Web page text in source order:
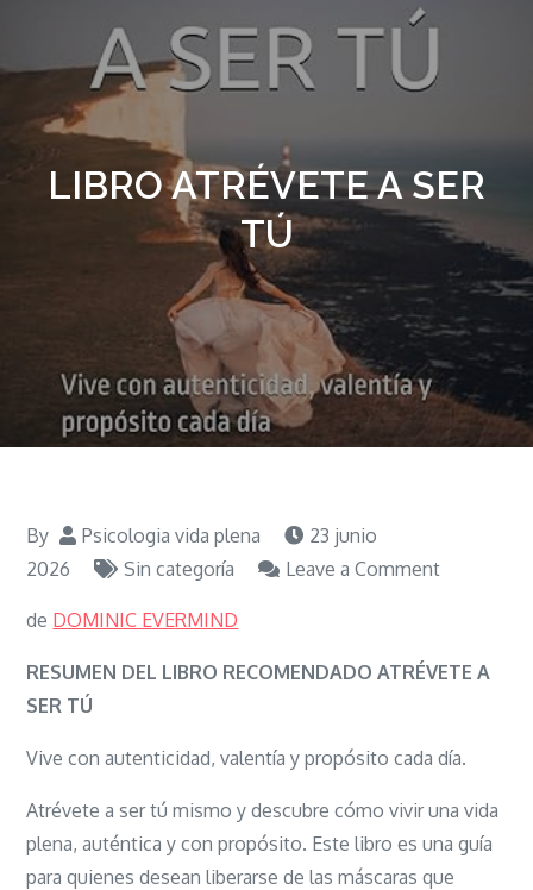
LIBRO ATRÉVETE A SER
TÚ
By Psicologia vida plena
23 junio
2026
Sin categoría Leave a Commenton
A
de DOMINIC EVERMIND
RESUMEN DEL LIBRO RECOMENDADO ATRÉVETE A
SER TÚ
Vive con autenticidad, valentía y propósito cada día.
Atrévete a ser tú mismo y descubre cómo vivir una vida
plena, auténtica y con propósito. Este libro es una guía
para quienes desean liberarse de las máscaras que